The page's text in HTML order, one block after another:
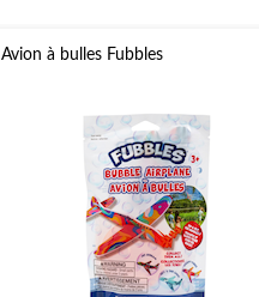
Avion à bulles Fubbles